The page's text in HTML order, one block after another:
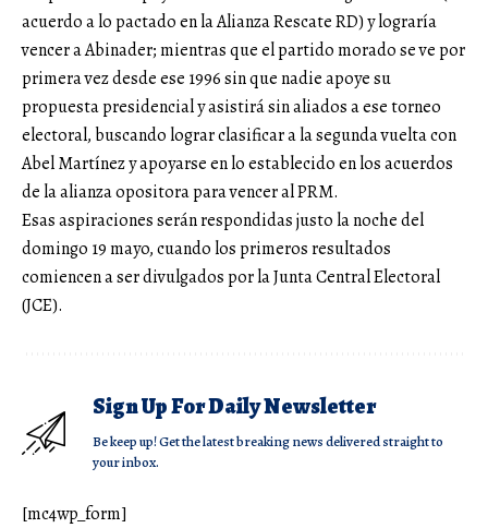
acuerdo a lo pactado en la Alianza Rescate RD) y lograría
vencer a Abinader; mientras que el partido morado se ve por
primera vez desde ese 1996 sin que nadie apoye su
propuesta presidencial y asistirá sin aliados a ese torneo
electoral, buscando lograr clasificar a la segunda vuelta con
Abel Martínez y apoyarse en lo establecido en los acuerdos
de la alianza opositora para vencer al PRM.
Esas aspiraciones serán respondidas justo la noche del
domingo 19 mayo, cuando los primeros resultados
comiencen a ser divulgados por la Junta Central Electoral
(JCE).
Sign Up For Daily Newsletter
Be keep up! Get the latest breaking news delivered straight to
your inbox.
[mc4wp_form]